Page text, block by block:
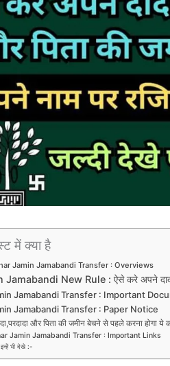
में क्या है
Jamin Jamabandi Transfer : Overviews
New Rule : ऐसे करे अपने दादा
Jamabandi Transfer : Important
Jamabandi Transfer : Paper Notice
और पिता की जमीन बेचने से पहले करना होगा ये
Jamin Jamabandi Transfer : Important Links
इन्हें भी देखे :-